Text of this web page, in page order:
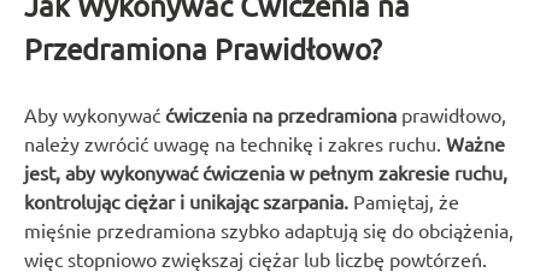
Przedramiona Prawidłowo?
Aby wykonywać ćwiczenia na przedramiona prawidłowo,
należy zwrócić uwagę na technikę i zakres ruchu. Ważne
jest, aby wykonywać ćwiczenia w pełnym zakresie ruchu,
kontrolując ciężar i unikając szarpania. Pamiętaj, że
mięśnie przedramiona szybko adaptują się do obciążenia,
więc stopniowo zwiększaj ciężar lub liczbę powtórzeń.